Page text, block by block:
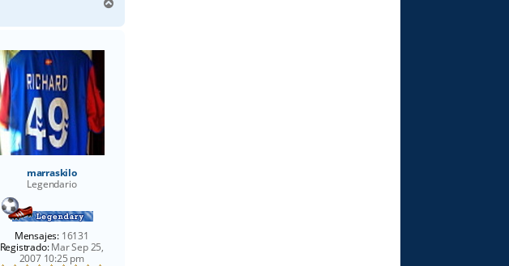
r
marraskilo
Legendario
Mensajes: 16131
Registrado:Mar Sep 25,
2007 10:25 pm